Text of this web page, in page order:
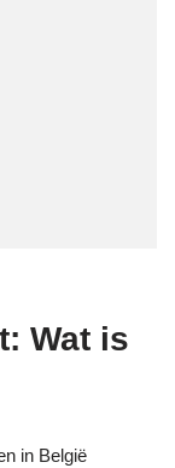
Wat is
in België